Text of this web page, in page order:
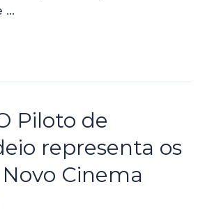
…
Piloto de
representa os
Cinema